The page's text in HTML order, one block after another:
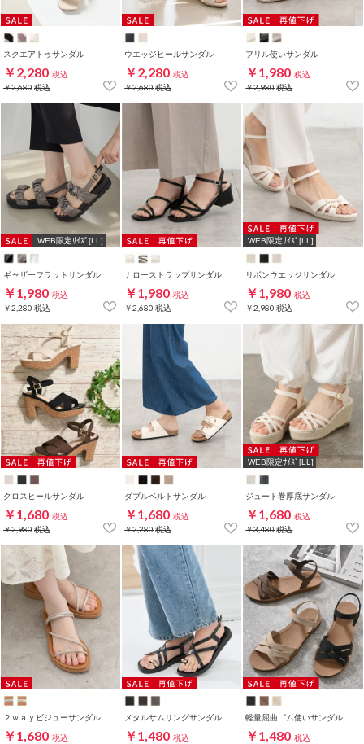
スクエアトゥサンダル
￥2,280 税込
￥2,680税込
ウエッジヒールサンダル
￥2,280 税込
￥2,680税込
フリル使いサンダル
￥1,980 税込
￥2,980税込
WEB限定ｻｲｽﾞ[LL]
ギャザーフラットサンダル
￥1,980 税込
￥2,280税込
ナローストラップサンダル
￥1,980 税込
￥2,680税込
WEB限定ｻｲｽﾞ[LL]
リボンウエッジサンダル
￥1,980 税込
￥2,980税込
クロスヒールサンダル
￥1,680 税込
￥2,980税込
ダブルベルトサンダル
￥1,680 税込
￥2,280税込
WEB限定ｻｲｽﾞ[LL]
ジュート巻厚底サンダル
￥1,680 税込
￥3,480税込
２ｗａｙビジューサンダル
￥1,680 税込
メタルサムリングサンダル
￥1,480 税込
軽量屈曲ゴム使いサンダル
￥1,480 税込